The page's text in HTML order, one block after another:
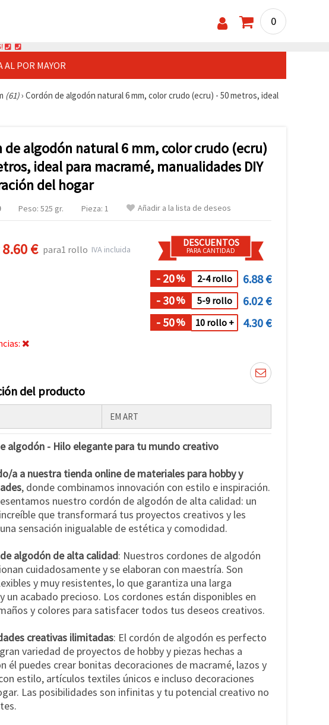
0
AL POR MAYOR
(61)› Cordón de algodón natural 6 mm, color crudo (ecru) - 50 metros, ideal
de algodón natural 6 mm, color crudo (ecru)
ideal para macramé, manualidades DIY
del hogar
Peso: 525 gr. Pieza: 1 Añadir a la lista de deseos
8.60 € para1 rollo IVA incluida
DESCUENTOS
PARA CANTIDAD
- 20% 2-4 rollo
6.88 €
- 30% 5-9 rollo
6.02 €
- 50% 10 rollo + 4.30 €
del producto
EM ART
algodón - Hilo elegante para tu mundo creativo
a a nuestra tienda online de materiales para hobby y
, donde combinamos innovación con estilo e inspiración.
nuestro cordón de algodón de alta calidad: un
que transformará tus proyectos creativos y les
sensación inigualable de estética y comodidad.
algodón de alta calidad: Nuestros cordones de algodón
cuidadosamente y se elaboran con maestría. Son
y muy resistentes, lo que garantiza una larga
un acabado precioso. Los cordones están disponibles en
y colores para satisfacer todos tus deseos creativos.
creativas ilimitadas: El cordón de algodón es perfecto
variedad de proyectos de hobby y piezas hechas a
él puedes crear bonitas decoraciones de macramé, lazos y
estilo, artículos textiles únicos e incluso decoraciones
Las posibilidades son infinitas y tu potencial creativo no